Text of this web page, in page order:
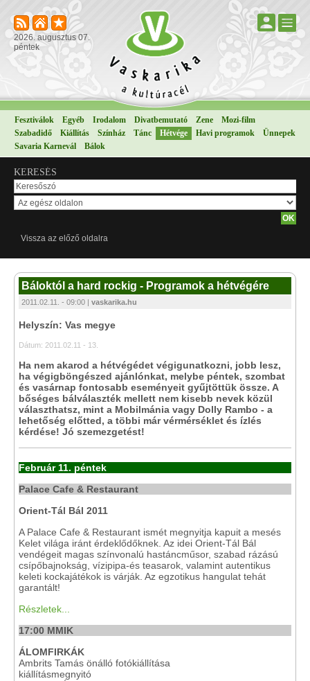
2026. augusztus 07.
péntek
Fesztiválok Egyéb Irodalom Divatbemutató Zene
Mozi-film
Szabadidő
Kiállítás Színház Tánc Hétvége Havi programok
Ünnepek
Savaria Karnevál
Bálok
KERESÉS
Vissza az előző oldalra
Báloktól a hard rockig - Programok a hétvégére
2011.02.11. - 09:00 | vaskarika.hu
Helyszín: Vas megye
Dátum: 2011.02.11 - 13.
Ha nem akarod a hétvégédet végigunatkozni, jobb lesz,
ha végigböngészed ajánlónkat, melybe péntek, szombat
és vasárnap fontosabb eseményeit gyűjtöttük össze. A
bőséges bálválaszték mellett nem kisebb nevek közül
választhatsz, mint a Mobilmánia vagy Dolly Rambo - a
lehetőség előtted, a többi már vérmérséklet és ízlés
kérdése! Jó szemezgetést!
Február 11. péntek
Palace Cafe & Restaurant
Orient-Tál Bál 2011
A Palace Cafe & Restaurant ismét megnyitja kapuit a mesés
Kelet világa iránt érdeklődőknek. Az idei Orient-Tál Bál
vendégeit magas színvonalú hastáncműsor, szabad rázású
csípőbajnokság, vízipipa-és teasarok, valamint autentikus
keleti kockajátékok is várják. Az egzotikus hangulat tehát
garantált!
Részletek...
17:00 MMIK
ÁLOMFIRKÁK
Ambrits Tamás önálló fotókiállítása
kiállításmegnyitó